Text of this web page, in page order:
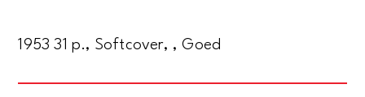
1953 31 p., Softcover, , Goed